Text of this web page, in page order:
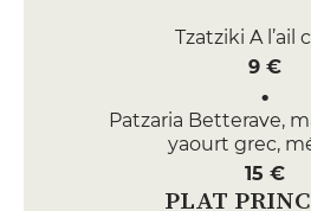
Tzatziki A l’ail
9 €
Patzaria Betterave,
yaourt grec,
15 €
PLAT